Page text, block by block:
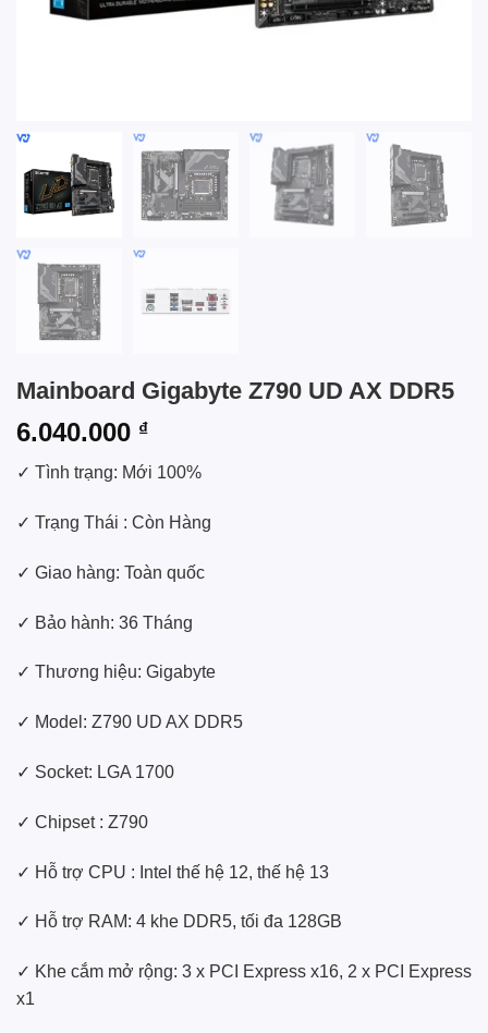
Mainboard Gigabyte Z790 UD AX DDR5
6.040.000 ₫
✓ Tình trạng: Mới 100%
✓ Trạng Thái : Còn Hàng
✓ Giao hàng: Toàn quốc
✓ Bảo hành: 36 Tháng
✓ Thương hiệu: Gigabyte
✓ Model: Z790 UD AX DDR5
✓ Socket: LGA 1700
✓ Chipset : Z790
✓ Hỗ trợ CPU : Intel thế hệ 12, thế hệ 13
✓ Hỗ trợ RAM: 4 khe DDR5, tối đa 128GB
✓ Khe cắm mở rộng: 3 x PCI Express x16, 2 x PCI Express
x1